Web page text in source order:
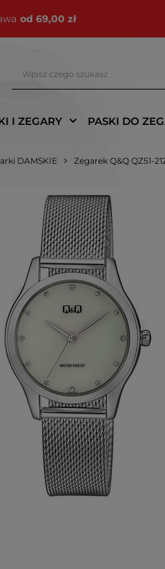
od 69,00 zł
I ZEGARY PASKI DO
DAMSKIE Zegarek Q&Q QZ51-